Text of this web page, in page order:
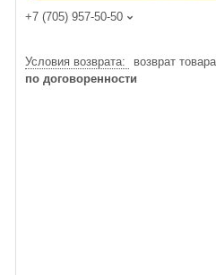
+7 (705) 957-50-50
возврат
по договоренности